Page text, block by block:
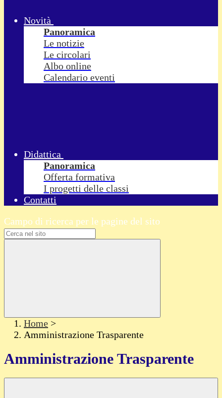
Novità
Panoramica
Le notizie
Le circolari
Albo online
Calendario eventi
Didattica
Panoramica
Offerta formativa
I progetti delle classi
Contatti
Campo di ricerca per le pagine del sito
Home >
Amministrazione Trasparente
Amministrazione Trasparente